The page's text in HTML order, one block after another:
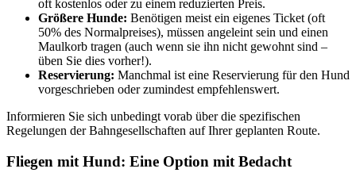
oft kostenlos oder zu einem reduzierten Preis.
Größere Hunde: Benötigen meist ein eigenes Ticket (oft
50% des Normalpreises), müssen angeleint sein und einen
Maulkorb tragen (auch wenn sie ihn nicht gewohnt sind –
üben Sie dies vorher!).
Reservierung: Manchmal ist eine Reservierung für den Hund
vorgeschrieben oder zumindest empfehlenswert.
Informieren Sie sich unbedingt vorab über die spezifischen
Regelungen der Bahngesellschaften auf Ihrer geplanten Route.
Fliegen mit Hund: Eine Option mit Bedacht